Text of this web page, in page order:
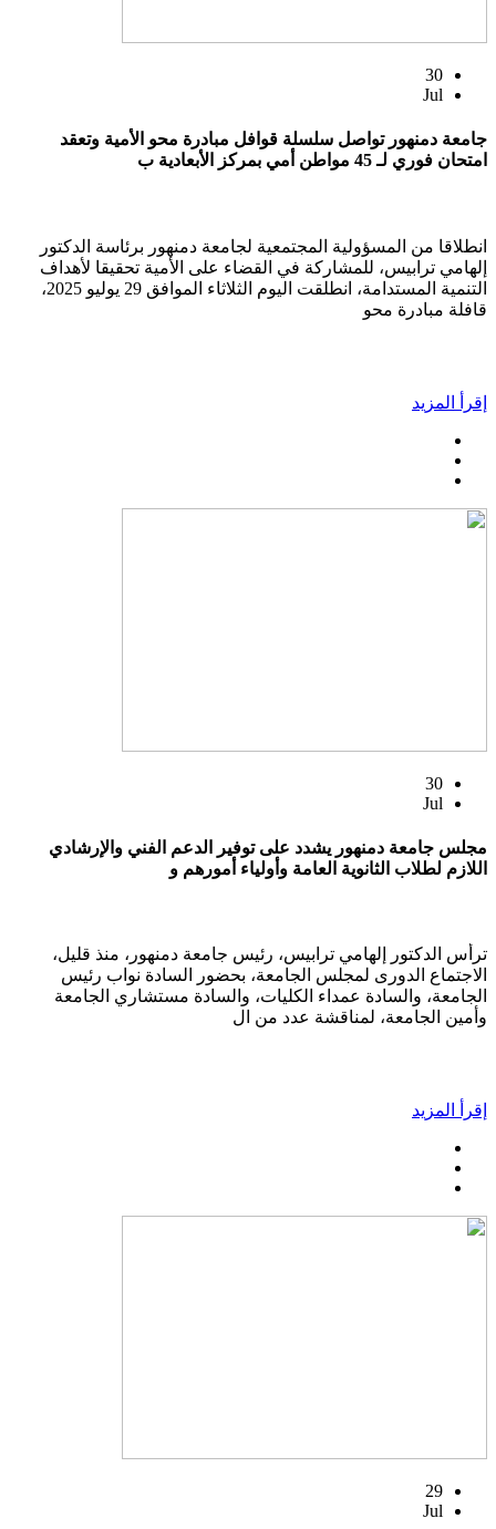
30
Jul
جامعة دمنهور تواصل سلسلة قوافل مبادرة محو الأمية وتعقد
امتحان فوري لـ 45 مواطن أمي بمركز الأبعادية ب
انطلاقا من المسؤولية المجتمعية لجامعة دمنهور برئاسة الدكتور
إلهامي ترابيس، للمشاركة في القضاء على الأمية تحقيقا لأهداف
التنمية المستدامة، انطلقت اليوم الثلاثاء الموافق 29 يوليو 2025،
قافلة مبادرة محو
إقرأ المزيد
30
Jul
مجلس جامعة دمنهور يشدد على توفير الدعم الفني والإرشادي
اللازم لطلاب الثانوية العامة وأولياء أمورهم و
ترأس الدكتور إلهامي ترابيس، رئيس جامعة دمنهور، منذ قليل،
الاجتماع الدورى لمجلس الجامعة، بحضور السادة نواب رئيس
الجامعة، والسادة عمداء الكليات، والسادة مستشاري الجامعة
وأمين الجامعة، لمناقشة عدد من ال
إقرأ المزيد
29
Jul